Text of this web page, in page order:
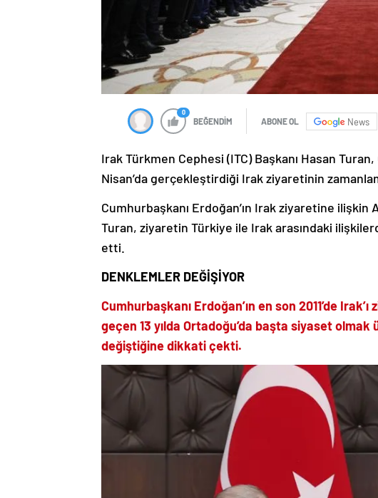
0
BEĞENDİM ABONE OL News
Irak Türkmen Cephesi (ITC) Başkanı Hasan
Nisan’da gerçekleştirdiği Irak ziyaretinin
Cumhurbaşkanı Erdoğan’ın Irak ziyaretine
Turan, ziyaretin Türkiye ile Irak arasındaki
etti.
DENKLEMLER DEĞİŞİYOR
Cumhurbaşkanı Erdoğan’ın en son 2011’de
geçen 13 yılda Ortadoğu’da başta siyaset
değiştiğine dikkati çekti.